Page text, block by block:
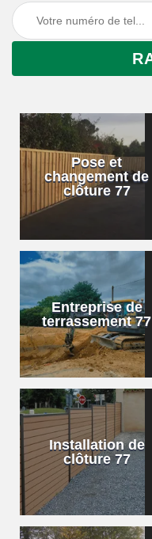
Pose et
changement de
clôture 77
Entreprise de
terrassement 77
Installation de
clôture 77